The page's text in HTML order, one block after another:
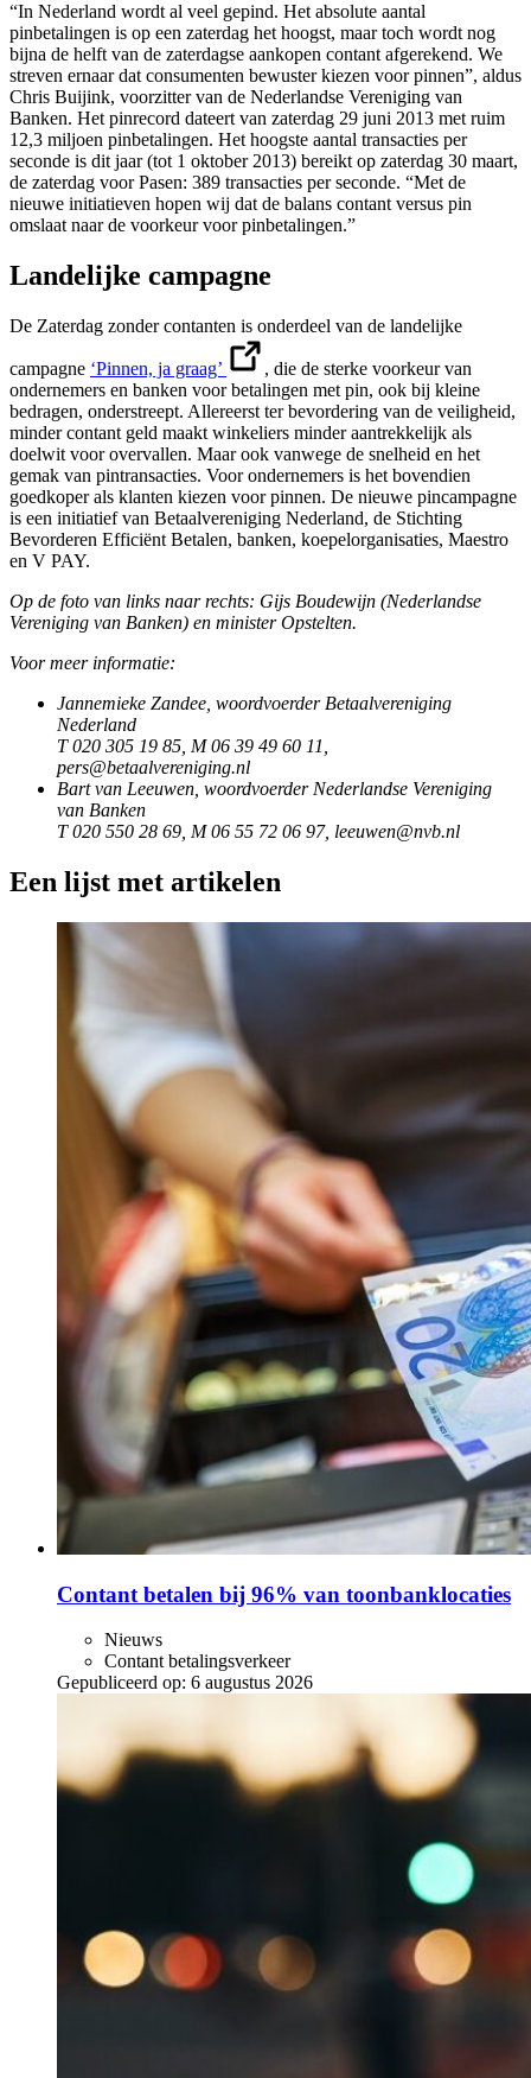
“In Nederland wordt al veel gepind. Het absolute aantal
pinbetalingen is op een zaterdag het hoogst, maar toch wordt nog
bijna de helft van de zaterdagse aankopen contant afgerekend. We
streven ernaar dat consumenten bewuster kiezen voor pinnen”, aldus
Chris Buijink, voorzitter van de Nederlandse Vereniging van
Banken. Het pinrecord dateert van zaterdag 29 juni 2013 met ruim
12,3 miljoen pinbetalingen. Het hoogste aantal transacties per
seconde is dit jaar (tot 1 oktober 2013) bereikt op zaterdag 30 maart,
de zaterdag voor Pasen: 389 transacties per seconde. “Met de
nieuwe initiatieven hopen wij dat de balans contant versus pin
omslaat naar de voorkeur voor pinbetalingen.”
Landelijke campagne
De Zaterdag zonder contanten is onderdeel van de landelijke
campagne ‘Pinnen, ja graag’
, die de sterke voorkeur van
ondernemers en banken voor betalingen met pin, ook bij kleine
bedragen, onderstreept. Allereerst ter bevordering van de veiligheid,
minder contant geld maakt winkeliers minder aantrekkelijk als
doelwit voor overvallen. Maar ook vanwege de snelheid en het
gemak van pintransacties. Voor ondernemers is het bovendien
goedkoper als klanten kiezen voor pinnen. De nieuwe pincampagne
is een initiatief van Betaalvereniging Nederland, de Stichting
Bevorderen Efficiënt Betalen, banken, koepelorganisaties, Maestro
en V PAY.
Op de foto van links naar rechts: Gijs Boudewijn (Nederlandse
Vereniging van Banken) en minister Opstelten.
Voor meer informatie:
Jannemieke Zandee, woordvoerder Betaalvereniging
Nederland
T 020 305 19 85, M 06 39 49 60 11,
pers@betaalvereniging.nl
Bart van Leeuwen, woordvoerder Nederlandse Vereniging
van Banken
T 020 550 28 69, M 06 55 72 06 97, leeuwen@nvb.nl
Een lijst met artikelen
Contant betalen bij 96% van toonbanklocaties
Nieuws
Contant betalingsverkeer
Gepubliceerd op: 6 augustus 2026